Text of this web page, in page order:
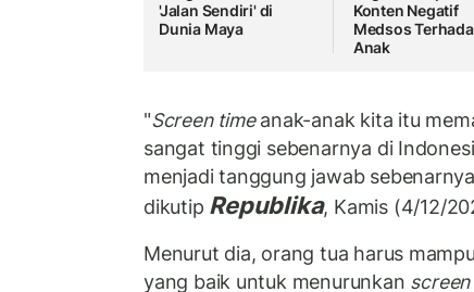
'Jalan Sendiri' di
Dunia Maya
Konten Negatif
Medsos
Anak
"Screen timeanak-anak kita itu
sangat tinggi sebenarnya di
menjadi tanggung jawab
dikutip Republika, Kamis (4/12/
Menurut dia, orang tua harus
yang baik untuk menurunkan